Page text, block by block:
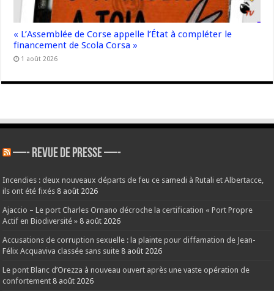
« L’Assemblée de Corse appelle l’État à compléter le
financement de Scola Corsa »
1 août 2026
—- REVUE DE PRESSE —-
Incendies : deux nouveaux départs de feu ce samedi à Rutali et Albertacce,
ils ont été fixés 8 août 2026
Ajaccio – Le port Charles Ornano décroche la certification « Port Propre
Actif en Biodiversité » 8 août 2026
Accusations de corruption sexuelle : la plainte pour diffamation de Jean-
Félix Acquaviva classée sans suite 8 août 2026
Le pont Blanc d’Orezza à nouveau ouvert après une vaste opération de
confortement 8 août 2026